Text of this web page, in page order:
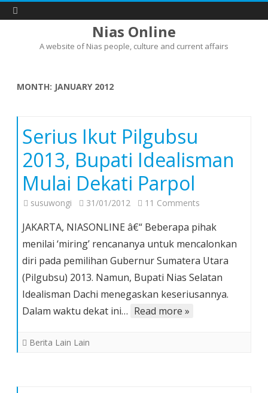
Nias Online
A website of Nias people, culture and current affairs
MONTH: JANUARY 2012
Serius Ikut Pilgubsu
2013, Bupati Idealisman
Mulai Dekati Parpol
susuwongi 31/01/2012 11 Comments
Ikut
Pilgubsu
2013,
Bupati
Idealisman
JAKARTA, NIASONLINE â€“ Beberapa pihak
menilai ‘miring’ rencananya untuk mencalonkan
diri pada pemilihan Gubernur Sumatera Utara
(Pilgubsu) 2013. Namun, Bupati Nias Selatan
Idealisman Dachi menegaskan keseriusannya.
Dalam waktu dekat ini… Read more »
Berita Lain Lain